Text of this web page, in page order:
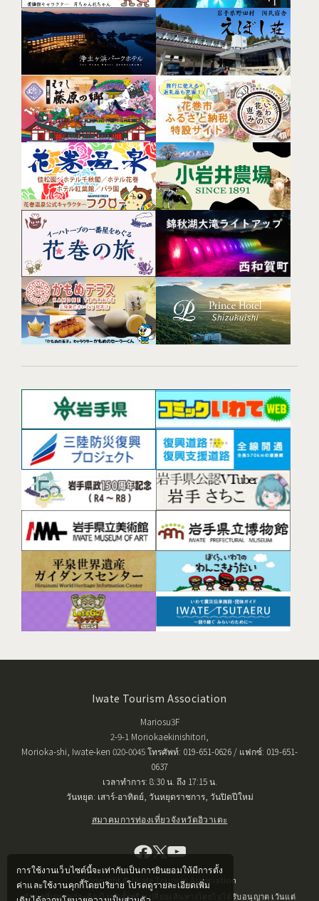
การใช้งานเว็บไซต์นี้จะเท่ากับเป็นการยินยอมให้มีการตั้ง
ค่าและใช้งานคุกกี้โดยปริยาย โปรดดูรายละเอียดเพิ่ม
Iwate Tourism Association
Mariosu3F
2-9-1 Moriokaekinishitori,
Morioka-shi, Iwate-ken 020-0045 โทรศัพท์: 019-651-0626 / แฟกซ์: 019-651-
0637
เวลาทำการ: 8:30 น. ถึง 17:15 น.
วันหยุด: เสาร์-อาทิตย์, วันหยุดราชการ, วันปิดปีใหม่
สมาคมการท่องเที่ยวจังหวัดอิวาเตะ
Copyright © Iwate Tourism Association
ข้อมูลที่เผยแพร่จะต้องไม่ทำซ้ำหรือเปลี่ยนเส้นทางโดยไม่ได้รับอนุญาต เว้นแต่